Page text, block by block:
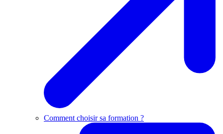
Comment choisir sa formation ?